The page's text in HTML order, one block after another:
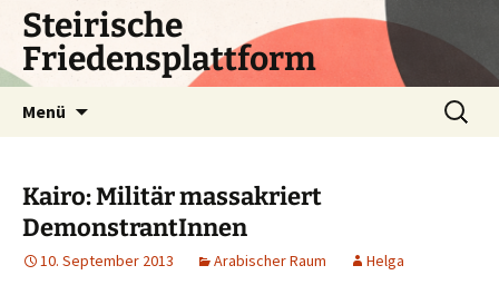
Zum
Inhalt
springen
Steirische
Friedensplattform
Menü
Suchen
nach:
Kairo: Militär massakriert
DemonstrantInnen
10. September 2013 Arabischer Raum Helga